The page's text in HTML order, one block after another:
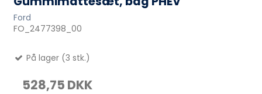
Ford
FO_2477398_00
På lager (3 stk.)
528,75 DKK